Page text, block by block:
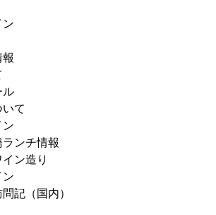
ン
ル
て
ン
ンチ情報
ン造り
ン
記（国内）